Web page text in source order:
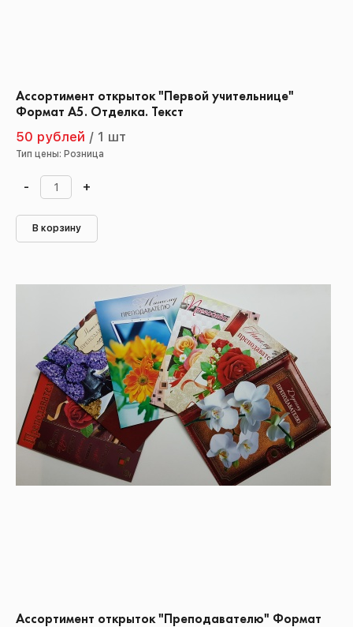
Ассортимент открыток "Первой учительнице"
Формат А5. Отделка. Текст
50 рублей / 1 шт
Тип цены: Розница
- +
В корзину
Ассортимент открыток "Преподавателю" Формат